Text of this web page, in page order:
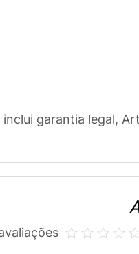
garantia legal,